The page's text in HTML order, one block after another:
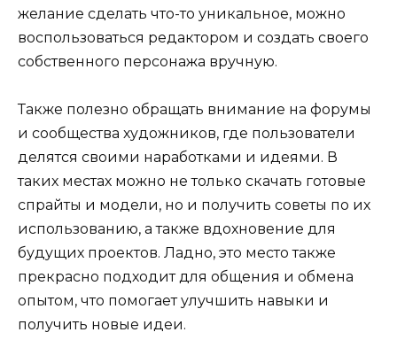
желание сделать что-то уникальное, можно
воспользоваться редактором и создать своего
собственного персонажа вручную.
Также полезно обращать внимание на форумы
и сообщества художников, где пользователи
делятся своими наработками и идеями. В
таких местах можно не только скачать готовые
спрайты и модели, но и получить советы по их
использованию, а также вдохновение для
будущих проектов. Ладно, это место также
прекрасно подходит для общения и обмена
опытом, что помогает улучшить навыки и
получить новые идеи.